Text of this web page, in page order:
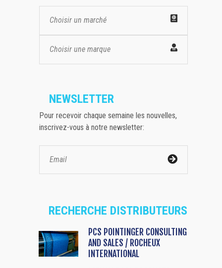
Choisir un marché
Choisir une marque
NEWSLETTER
Pour recevoir chaque semaine les nouvelles,
inscrivez-vous à notre newsletter:
RECHERCHE DISTRIBUTEURS
PCS POINTINGER CONSULTING
AND SALES / ROCHEUX
INTERNATIONAL